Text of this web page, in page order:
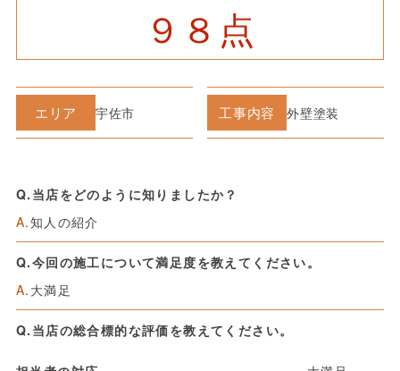
９８点
エリア 宇佐市 工事内容 外壁塗装
Q.当店をどのように知りましたか？
A.知人の紹介
Q.今回の施工について満足度を教えてください。
A.大満足
Q.当店の総合標的な評価を教えてください。